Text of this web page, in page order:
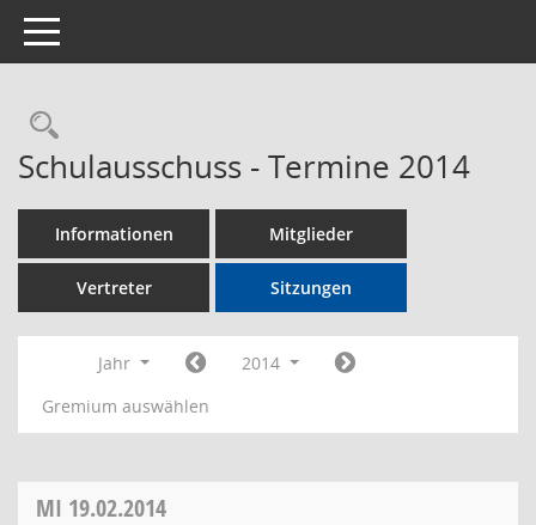
Toggle navigation
Rechercheauswahl
Schulausschuss - Termine 2014
Informationen Mitglieder
Vertreter Sitzungen
Jahr
2014
Gremium auswählen
MI 19.02.2014